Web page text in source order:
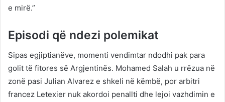
e mirë.”
Episodi që ndezi polemikat
Sipas egjiptianëve, momenti vendimtar ndodhi pak para
golit të fitores së Argjentinës. Mohamed Salah u rrëzua në
zonë pasi Julian Alvarez e shkeli në këmbë, por arbitri
francez Letexier nuk akordoi penallti dhe lejoi vazhdimin e